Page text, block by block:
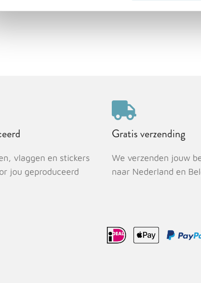
vlaggen en stickers
jou geproduceerd
Gratis verzending
We verzenden jouw
naar Nederland en